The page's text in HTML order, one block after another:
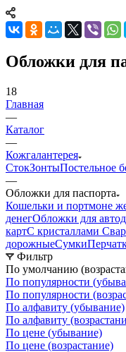
Обложки для
18
Главная
—
Каталог
—
Кожгалантерея
СтокЗонтыПостельное
—
Обложки для паспорта
Кошельки и портмоне
денегОбложки для
картC кристаллами
дорожныеСумки
Фильтр
По умолчанию
По популярности
По популярности
По алфавиту (убывание)
По алфавиту
По цене (убывание)
По цене (возрастание)